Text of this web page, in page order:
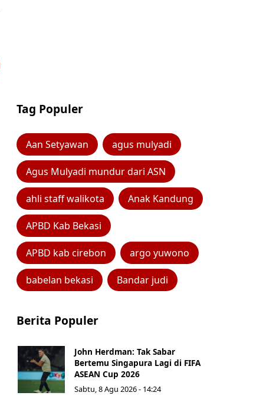
Tag Populer
Aan Setyawan agus mulyadi
Agus Mulyadi mundur dari ASN
ahli staff walikota Anak Kandung
APBD Kab Bekasi
APBD kab cirebon argo yuwono
babelan bekasi Bandar judi
Berita Populer
John Herdman: Tak Sabar
Bertemu Singapura Lagi di FIFA
ASEAN Cup 2026
Sabtu, 8 Agu 2026 - 14:24